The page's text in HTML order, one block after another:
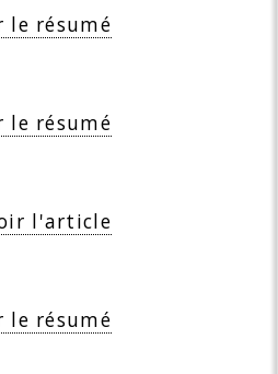
le résumé
le résumé
l'article
le résumé